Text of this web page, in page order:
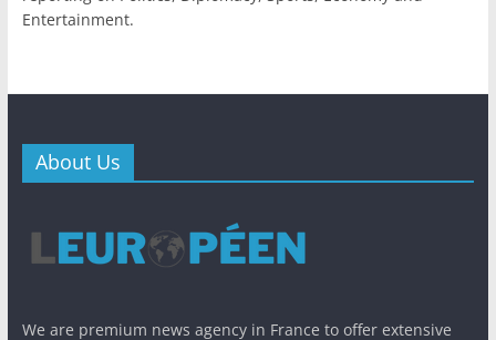
Entertainment.
About Us
We are premium news agency in France to offer extensive